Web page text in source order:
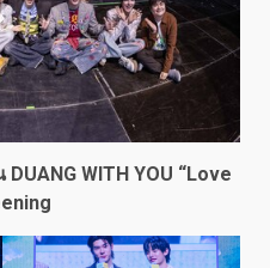
DUANG WITH YOU “Love